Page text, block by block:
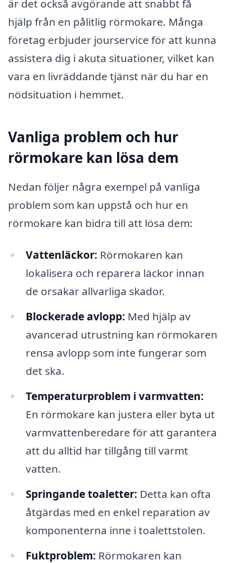
är det också avgörande att snabbt få
hjälp från en pålitlig rörmokare. Många
företag erbjuder jourservice för att kunna
assistera dig i akuta situationer, vilket kan
vara en livräddande tjänst när du har en
nödsituation i hemmet.
Vanliga problem och hur
rörmokare kan lösa dem
Nedan följer några exempel på vanliga
problem som kan uppstå och hur en
rörmokare kan bidra till att lösa dem:
Vattenläckor: Rörmokaren kan
lokalisera och reparera läckor innan
de orsakar allvarliga skador.
Blockerade avlopp: Med hjälp av
avancerad utrustning kan rörmokaren
rensa avlopp som inte fungerar som
det ska.
Temperaturproblem i varmvatten:
En rörmokare kan justera eller byta ut
varmvattenberedare för att garantera
att du alltid har tillgång till varmt
vatten.
Springande toaletter: Detta kan ofta
åtgärdas med en enkel reparation av
komponenterna inne i toalettstolen.
Fuktproblem: Rörmokaren kan